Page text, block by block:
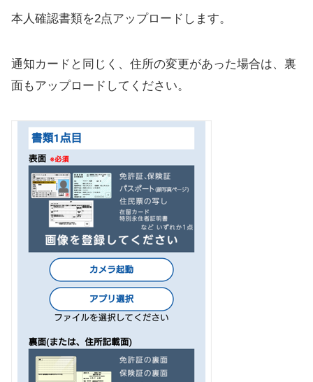
本人確認書類を2点アップロードします。
通知カードと同じく、住所の変更があった場合は、裏
面もアップロードしてください。